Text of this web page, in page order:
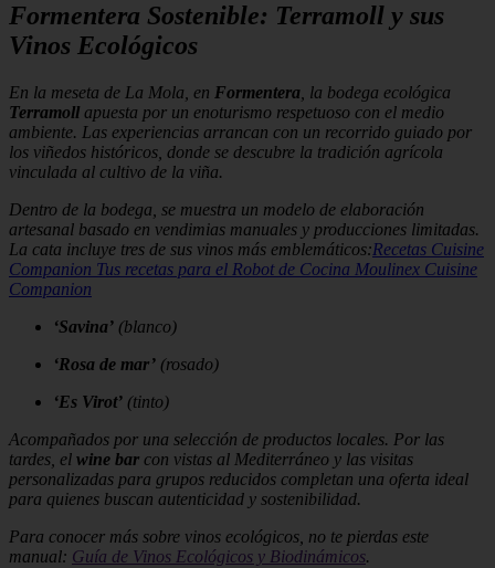
Formentera Sostenible: Terramoll y sus
Vinos Ecológicos
En la meseta de La Mola, en Formentera , la bodega ecológica
Terramoll apuesta por un enoturismo respetuoso con el medio
ambiente. Las experiencias arrancan con un recorrido guiado por
los viñedos históricos, donde se descubre la tradición agrícola
vinculada al cultivo de la viña.
Dentro de la bodega, se muestra un modelo de elaboración
artesanal basado en vendimias manuales y producciones limitadas.
La cata incluye tres de sus vinos más emblemáticos:Recetas Cuisine
Companion Tus recetas para el Robot de Cocina Moulinex Cuisine
Companion
‘Savina’ (blanco)
‘Rosa de mar’ (rosado)
‘Es Virot’ (tinto)
Acompañados por una selección de productos locales. Por las
tardes, el wine bar con vistas al Mediterráneo y las visitas
personalizadas para grupos reducidos completan una oferta ideal
para quienes buscan autenticidad y sostenibilidad.
Para conocer más sobre vinos ecológicos, no te pierdas este
manual: Guía de Vinos Ecológicos y Biodinámicos.